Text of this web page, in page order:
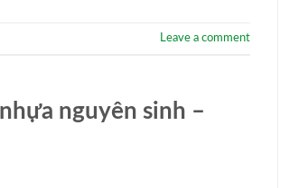
Leave a comment
nguyên sinh –